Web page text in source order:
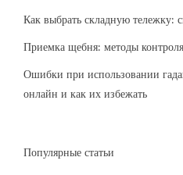
Как выбрать складную тележку:
Приемка щебня: методы контроля
Ошибки при использовании
онлайн и как их избежать
Популярные статьи